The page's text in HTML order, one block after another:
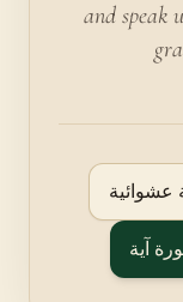
and speak
عشوائية
آية